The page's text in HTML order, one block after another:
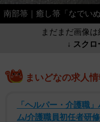
南部箒｜癒し箒「なでい
まだまだ画像は
↓ スク
まいどなの求人情
「ヘルパー・介護職
ム/介護職員初任者研修